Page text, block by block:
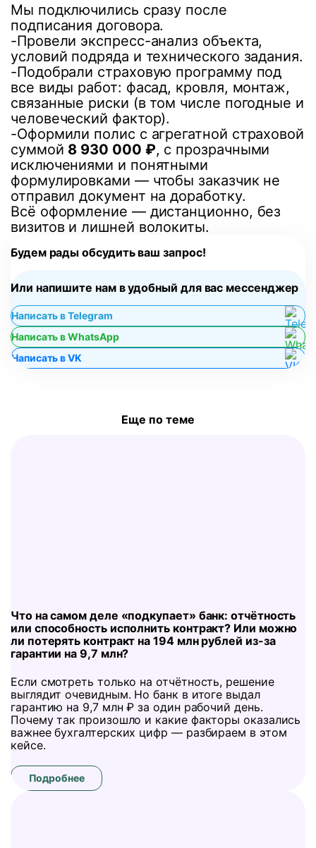
Мы подключились сразу после
подписания договора.
-Провели экспресс-анализ объекта,
условий подряда и технического задания.
-Подобрали страховую программу под
все виды работ: фасад, кровля, монтаж,
связанные риски (в том числе погодные и
человеческий фактор).
-Оформили полис с агрегатной страховой
суммой 8 930 000 ₽, с прозрачными
исключениями и понятными
формулировками — чтобы заказчик не
отправил документ на доработку.
Всё оформление — дистанционно, без
визитов и лишней волокиты.
Будем рады обсудить ваш запрос!
Или напишите нам в удобный для вас мессенджер
Написать в Telegram
Написать в WhatsApp
Написать в VK
Еще по теме
Что на самом деле «подкупает» банк: отчётность
или способность исполнить контракт? Или можно
ли потерять контракт на 194 млн рублей из-за
гарантии на 9,7 млн?
Если смотреть только на отчётность, решение
выглядит очевидным. Но банк в итоге выдал
гарантию на 9,7 млн ₽ за один рабочий день.
Почему так произошло и какие факторы оказались
важнее бухгалтерских цифр — разбираем в этом
кейсе.
Подробнее